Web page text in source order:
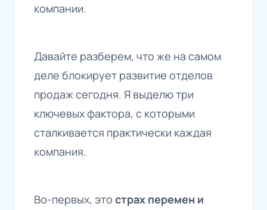
компании.
Давайте разберем, что же на самом
деле блокирует развитие отделов
продаж сегодня. Я выделю три
ключевых фактора, с которыми
сталкивается практически каждая
компания.
Во-первых, это страх перемен и